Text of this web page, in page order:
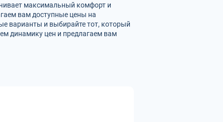
максимальный комфорт и
вам доступные цены на
варианты и выбирайте тот, который
динамику цен и предлагаем вам